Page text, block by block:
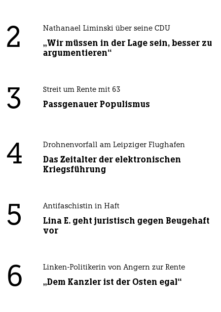
2 Nathanael Liminski über seine CDU
„Wir müssen in der Lage sein, besser zu
argumentieren“
3 Streit um Rente mit 63
Passgenauer Populismus
4 Drohnenvorfall am Leipziger Flughafen
Das Zeitalter der elektronischen
Kriegsführung
5 Antifaschistin in Haft
Lina E. geht juristisch gegen Beugehaft
vor
6 Linken-Politikerin von Angern zur Rente
„Dem Kanzler ist der Osten egal“